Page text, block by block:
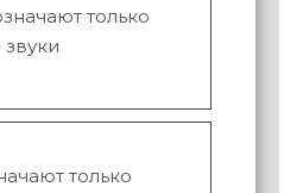
только
только